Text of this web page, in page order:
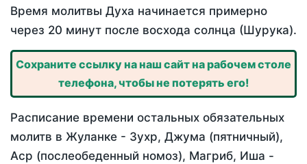
Время молитвы Духа начинается примерно
через 20 минут после восхода солнца (Шурука).
Сохраните ссылку на наш сайт на рабочем столе
телефона, чтобы не потерять его!
Расписание времени остальных обязательных
молитв в Жуланке - Зухр, Джума (пятничный),
Аср (послеобеденный номоз), Магриб, Иша -